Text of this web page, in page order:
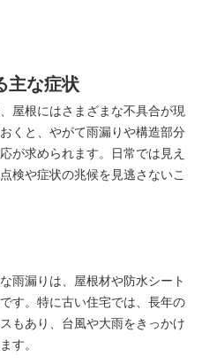
主な症状
屋根にはさまざまな不具合が現
くと、やがて雨漏りや構造部分
が求められます。日常では見え
検や症状の兆候を見逃さないこ
雨漏りは、屋根材や防水シート
す。特に古い住宅では、長年の
もあり、台風や大雨をきっかけ
す。